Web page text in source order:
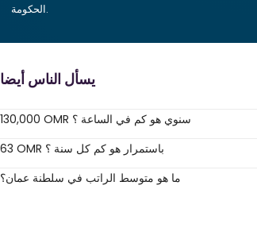
الحكومة.
يسأل الناس أيضا
130,000 OMR سنوي هو كم في الساعة ؟
63 OMR باستمرار هو كم كل سنة ؟
ما هو متوسط الراتب في سلطنة عمان؟